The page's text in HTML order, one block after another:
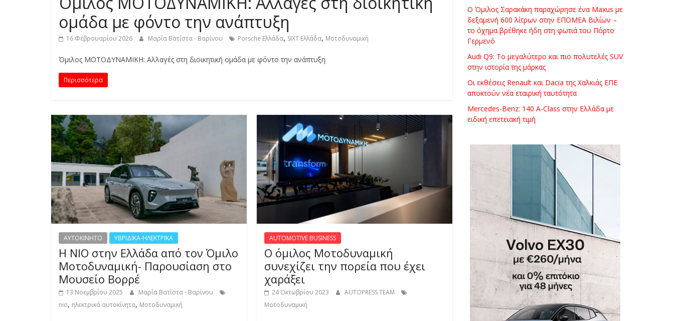
S
S
M
O
T
O
R
C
Y
C
L
E
ομάδα με φόντο την ανάπτυξη
16 Φεβρουαρίου 2026 Μαρία Βατίστα - Βαρίνου Porsche Ελλάδα, SIXT Ελλάδα, Μοτοδυναμική
Όμιλος ΜΟΤΟΔΥΝΑΜΙΚΗ: Αλλαγές στη διοικητική ομάδα με φόντο την ανάπτυξη
Περισσότερα
AYTOKINHTO ΥΒΡΙΔΙΚΑ-ΗΛΕΚΤΡΙΚΑ
Η NIO στην Ελλάδα από τον Όμιλο
Μοτοδυναμική- Παρουσίαση στο
Μουσείο Βορρέ
13 Νοεμβρίου 2025
Μαρία Βατίστα - Βαρίνου
nio, ηλεκτρικά αυτοκίνητα, Μοτοδυναμική
AUTOMOTIVE BUSINESS
Ο όμιλος Μοτοδυναμική
συνεχίζει την πορεία που έχει
χαράξει
24 Οκτωβρίου 2023
AUTOPRESS TEAM
Μοτοδυναμική
Ο Όμιλος Σαρακάκη παραχώρησε ένα Maxus με
δεξαμενή 600 λίτρων στην ΕΠΟΜΕΑ Βιλίων –
το όχημα βρέθηκε ήδη στη φωτιά του Πόρτο
Γερμενό
Audi Q9: Το μεγαλύτερο και πιο πολυτελές SUV
στην ιστορία της μάρκας
Οι εκθέσεις Renault και Dacia της Χαλκιάς ΕΠΕ
αποκτούν νέα εταιρική ταυτότητα
Mercedes-Benz: 140 A-Class στην Ελλάδα με
ειδική επετειακή τιμή